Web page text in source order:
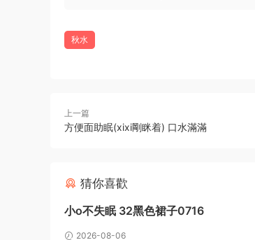
秋水
上一篇
方便面助眠(xixi剛眯着) 口水滿滿
猜你喜歡
小o不失眠 32黑色裙子0716
2026-08-06